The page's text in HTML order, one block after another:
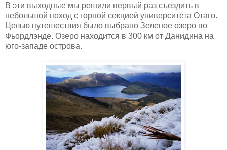
В эти выходные мы решили первый раз съездить в
небольшой поход с горной секцией университета Отаго.
Целью путешествия было выбрано Зеленое озеро во
Фьордлэнде. Озеро находится в 300 км от Данидина на
юго-западе острова.